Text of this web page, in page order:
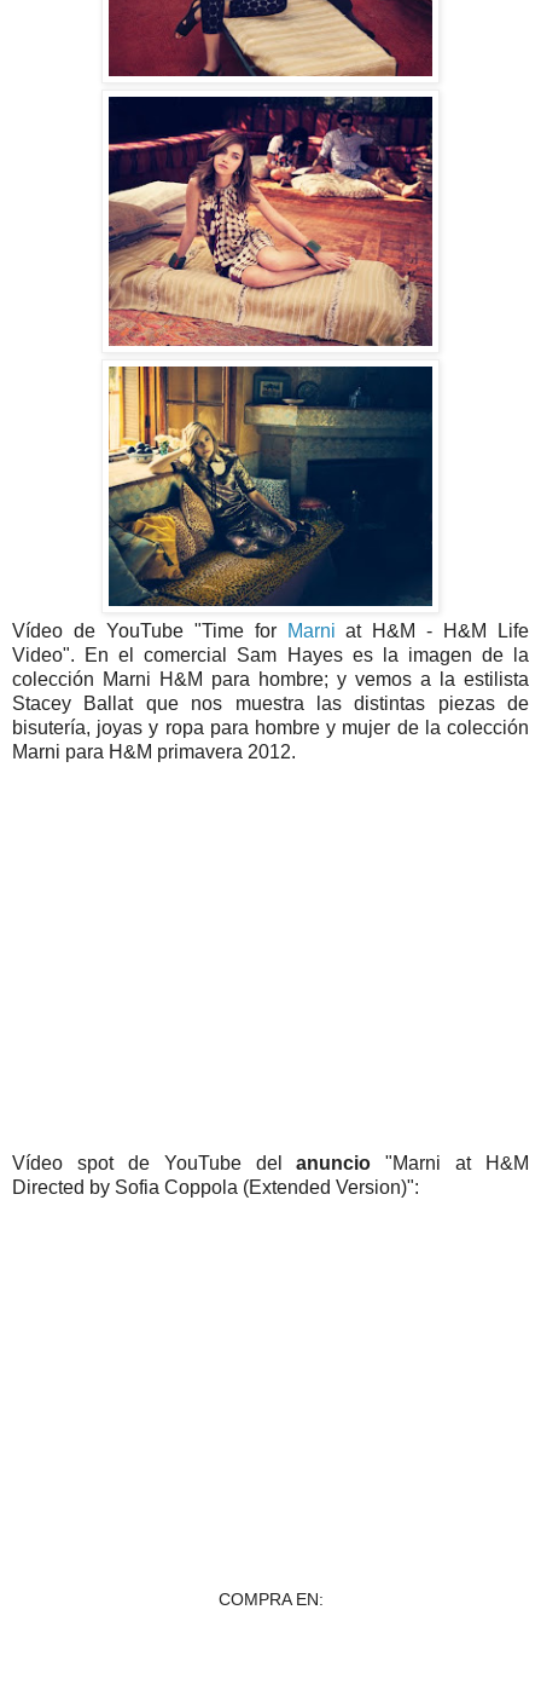
Vídeo de YouTube "Time for Marni at H&M - H&M Life
Video". En el comercial Sam Hayes es la imagen de la
colección Marni H&M para hombre; y vemos a la estilista
Stacey Ballat que nos muestra las distintas piezas de
bisutería, joyas y ropa para hombre y mujer de la colección
Marni para H&M primavera 2012.
Vídeo spot de YouTube delanuncio "Marni at H&M
Directed by Sofia Coppola (Extended Version)":
COMPRA EN: